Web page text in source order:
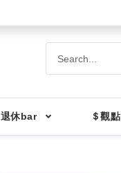
退休bar ＄觀點